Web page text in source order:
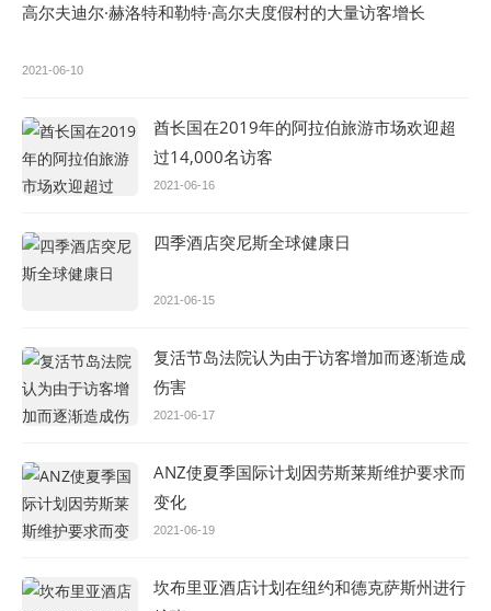
高尔夫迪尔·赫洛特和勒特·高尔夫度假村的大量访客增长
2021-06-10
酋长国在2019年的阿拉伯旅游市场欢迎超
过14,000名访客
2021-06-16
四季酒店突尼斯全球健康日
2021-06-15
复活节岛法院认为由于访客增加而逐渐造成
伤害
2021-06-17
ANZ使夏季国际计划因劳斯莱斯维护要求而
变化
2021-06-19
坎布里亚酒店计划在纽约和德克萨斯州进行